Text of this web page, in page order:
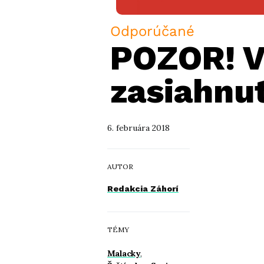
Odporúčané
POZOR!
6. februára 2018
AUTOR
Redakcia Záhorí
TÉMY
Malacky,